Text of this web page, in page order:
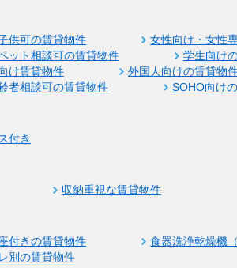
供可の賃貸物件 女性向け・女性
ット相談可の賃貸物件
学生向け
け賃貸物件
外国人向けの賃貸物
者相談可の賃貸物件
SOHO向け
付き
収納重視な賃貸物件
付きの賃貸物件 食器洗浄乾燥機
別の賃貸物件